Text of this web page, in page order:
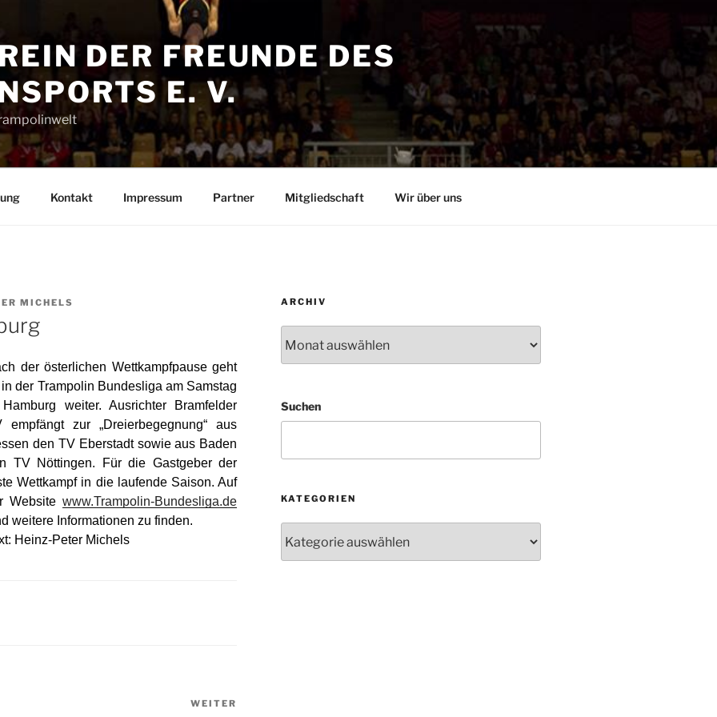
DER FREUNDE DES
E. V.
Kontakt Impressum Partner Mitgliedschaft Wir über uns
MICHELS
der österlichen Wettkampfpause geht
der Trampolin Bundesliga am Samstag
weiter. Ausrichter Bramfelder
empfängt zur „Dreierbegegnung“ aus
den TV Eberstadt sowie aus Baden
TV Nöttingen. Für die Gastgeber der
Wettkampf in die laufende Saison. Auf
Websitewww.Trampolin-Bundesliga.de
weitere Informationen zu finden.
Heinz-Peter Michels
WEITER
ARCHIV
Suchen
KATEGORIEN